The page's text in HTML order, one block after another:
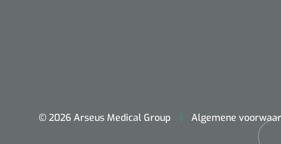
© 2026 Arseus Medical Group Algemene